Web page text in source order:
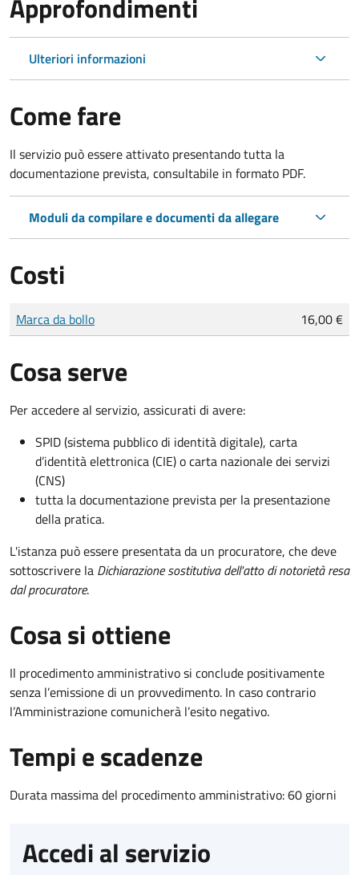
Approfondimenti
Ulteriori informazioni
Come fare
Il servizio può essere attivato presentando tutta la
documentazione prevista, consultabile in formato PDF.
Moduli da compilare e documenti da allegare
Costi
Tipo di pagamento
Importo
Marca da bollo 16,00 €
Cosa serve
Per accedere al servizio, assicurati di avere:
SPID (sistema pubblico di identità digitale), carta
d’identità elettronica (CIE) o carta nazionale dei servizi
(CNS)
tutta la documentazione prevista per la presentazione
della pratica.
L'istanza può essere presentata da un procuratore, che deve
sottoscrivere la Dichiarazione sostitutiva dell'atto di notorietà resa
dal procuratore.
Cosa si ottiene
Il procedimento amministrativo si conclude positivamente
senza l’emissione di un provvedimento. In caso contrario
l’Amministrazione comunicherà l’esito negativo.
Tempi e scadenze
Durata massima del procedimento amministrativo: 60 giorni
Accedi al servizio